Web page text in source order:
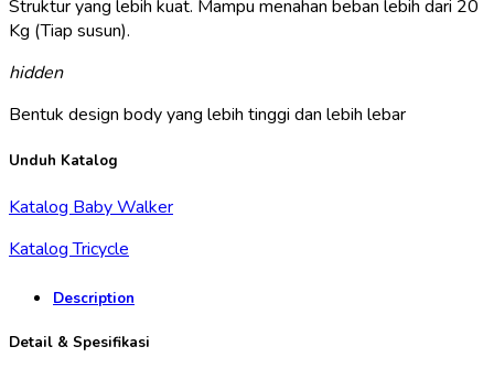
Struktur yang lebih kuat. Mampu menahan beban lebih dari 20
Kg (Tiap susun).
hidden
Bentuk design body yang lebih tinggi dan lebih lebar
Unduh Katalog
Katalog Baby Walker
Katalog Tricycle
Description
Detail & Spesifikasi